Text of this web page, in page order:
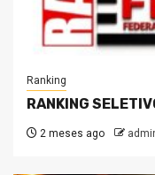
Ranking
RANKING
2 meses ago